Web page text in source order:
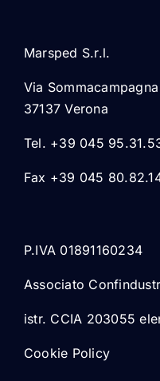
Marsped S.r.l.
Via
37137 Verona
Tel. +39 045
Fax +39 045
P.IVA 01891160234
Associato
istr. CCIA 203055
Cookie Policy